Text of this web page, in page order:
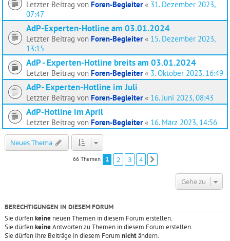
Letzter Beitrag von Foren-Begleiter« 31. Dezember 2023,
07:47
AdP-Experten-Hotline am 03.01.2024
Letzter Beitrag von Foren-Begleiter« 15. Dezember 2023,
13:15
AdP - Experten-Hotline breits am 03.01.2024
Letzter Beitrag von Foren-Begleiter« 3. Oktober 2023, 16:49
AdP- Experten-Hotline im Juli
Letzter Beitrag von Foren-Begleiter« 16. Juni 2023, 08:43
AdP-Hotline im April
Letzter Beitrag von Foren-Begleiter« 16. März 2023, 14:56
Neues Thema
66 Themen 1 2 3 4
Gehe zu
BERECHTIGUNGEN IN DIESEM FORUM
Sie dürfenkeine neuen Themen in diesem Forum erstellen.
Sie dürfenkeineAntworten zu Themen in diesem Forum erstellen.
Sie dürfen Ihre Beiträge in diesem Forum nichtändern.